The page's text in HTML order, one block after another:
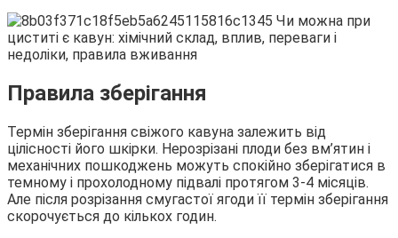
Правила зберігання
Термін зберігання свіжого кавуна залежить від
цілісності його шкірки. Нерозрізані плоди без вм’ятин і
механічних пошкоджень можуть спокійно зберігатися в
темному і прохолодному підвалі протягом 3-4 місяців.
Але після розрізання смугастої ягоди її термін зберігання
скорочується до кількох годин.